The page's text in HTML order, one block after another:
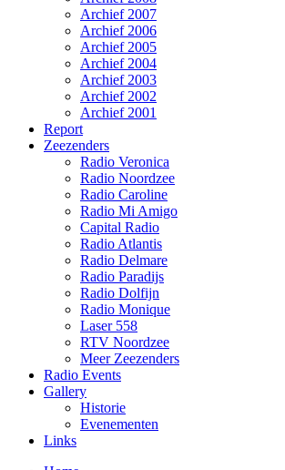
Archief 2007
Archief 2006
Archief 2005
Archief 2004
Archief 2003
Archief 2002
Archief 2001
Report
Zeezenders
Radio Veronica
Radio Noordzee
Radio Caroline
Radio Mi Amigo
Capital Radio
Radio Atlantis
Radio Delmare
Radio Paradijs
Radio Dolfijn
Radio Monique
Laser 558
RTV Noordzee
Meer Zeezenders
Radio Events
Gallery
Historie
Evenementen
Links